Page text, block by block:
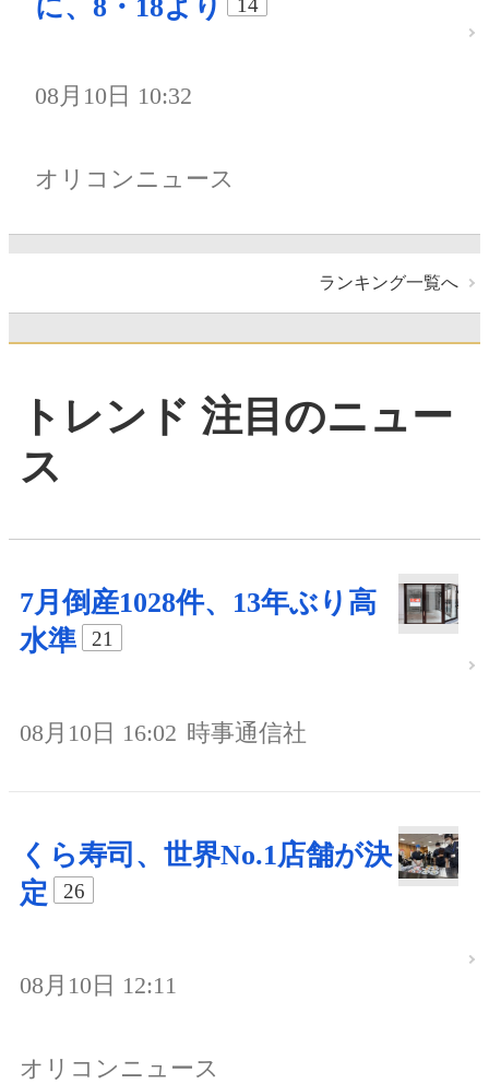
に、8・18より
14
08月10日 10:32
オリコンニュース
ランキング一覧へ
トレンド 注目のニュー
ス
7月倒産1028件、13年ぶり高
水準
21
08月10日 16:02 時事通信社
くら寿司、世界No.1店舗が決
定
26
08月10日 12:11
オリコンニュース